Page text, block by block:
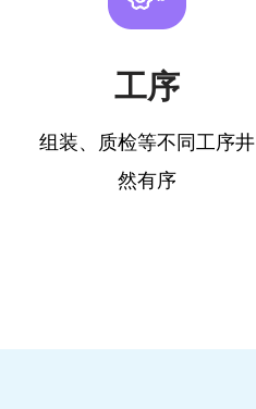
工序
组装、质检等不同工序井
然有序